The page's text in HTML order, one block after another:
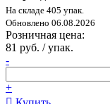
На складе 405 упак.
Обновлено 06.08.2026
Розничная цена:
81 руб. / упак.
-
+